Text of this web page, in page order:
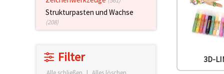
Nutzungserlebnis
Strukturpasten und Wachse
(208)
Filter 3D-